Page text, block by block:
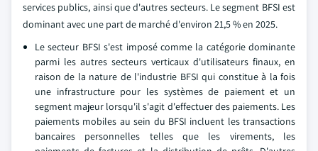
services publics, ainsi que d'autres secteurs. Le segment BFSI est
dominant avec une part de marché d'environ 21,5 % en 2025.
Le secteur BFSI s'est imposé comme la catégorie dominante
parmi les autres secteurs verticaux d'utilisateurs finaux, en
raison de la nature de l'industrie BFSI qui constitue à la fois
une infrastructure pour les systèmes de paiement et un
segment majeur lorsqu'il s'agit d'effectuer des paiements. Les
paiements mobiles au sein du BFSI incluent les transactions
bancaires personnelles telles que les virements, les